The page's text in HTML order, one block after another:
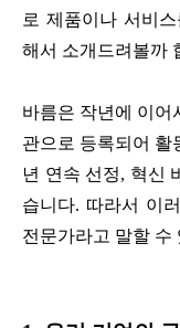
로 제품이나 서비
해서 소개드려볼까
바름은 작년에 이어
관으로 등록되어 활
년 연속 선정, 혁신
습니다. 따라서 이
전문가라고 말할 수